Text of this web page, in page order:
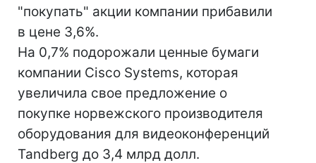
"покупать" акции компании прибавили
в цене 3,6%.
На 0,7% подорожали ценные бумаги
компании Cisco Systems, которая
увеличила свое предложение о
покупке норвежского производителя
оборудования для видеоконференций
Tandberg до 3,4 млрд долл.